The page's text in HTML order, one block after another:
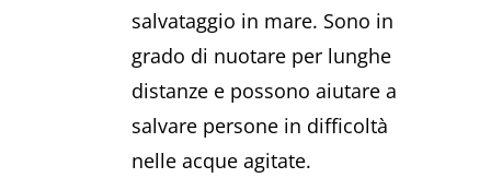
salvataggio in mare. Sono in
grado di nuotare per lunghe
distanze e possono aiutare a
salvare persone in difficoltà
nelle acque agitate.